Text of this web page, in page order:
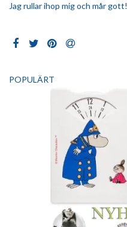
Jag rullar ihop mig och mår gott!
POPULÄRT